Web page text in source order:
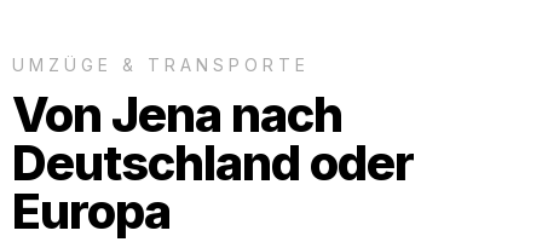
UMZÜGE & TRANSPORTE
Von Jena nach
Deutschland oder
Europa